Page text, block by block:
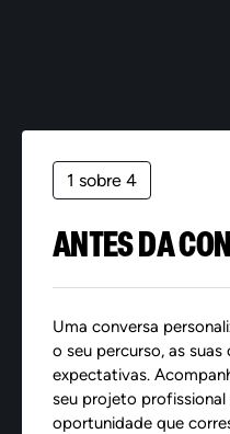
1 sobre 4
ANTES DA
Uma conversa
o seu percurso, as
expectativas.
seu projeto profissional
oportunidade que